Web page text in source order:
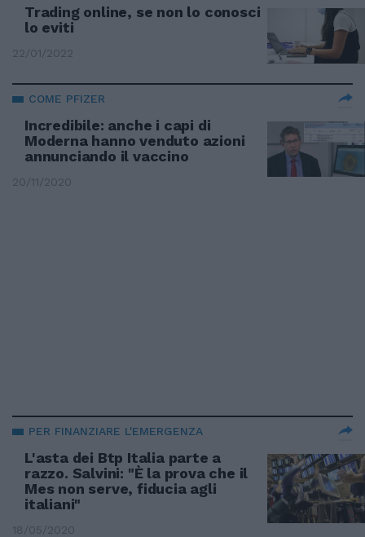
Trading online, se non lo conosci
lo eviti
22/01/2022
COME PFIZER
Incredibile: anche i capi di
Moderna hanno venduto azioni
annunciando il vaccino
20/11/2020
PER FINANZIARE L'EMERGENZA
L'asta dei Btp Italia parte a
razzo. Salvini: "È la prova che il
Mes non serve, fiducia agli
italiani"
18/05/2020